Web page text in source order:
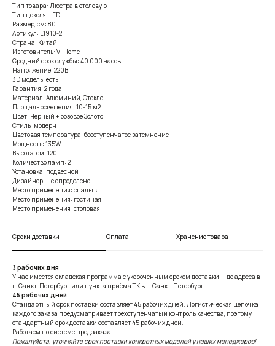
Тип товара: Люстра в столовую
Тип цоколя: LED
Размер, см: 80
Артикул: L1910-2
Страна: Китай
Изготовитель: VI Home
Средний срок службы: 40 000 часов
Напряжение: 220В
3D модель: есть
Гарантия: 2 года
Материал: Алюминий, Стекло
Площадь освещения: 10-15 м2
Цвет: Черный + розовое Золото
Стиль: модерн
Цветовая температура: бесступенчатое затемнение
Мощность: 135W
Высота, см: 120
Количество ламп: 2
Установка: подвесной
Дизайнер: Не определено
Место применения: спальня
Место применения: гостиная
Место применения: столовая
Сроки доставки Оплата Хранение товара
3 рабочих дня
У нас имеется складская программа с укороченным сроком доставки — до адреса в
г. Санкт-Петербург или пункта приёма ТК в г. Санкт-Петербург.
45 рабочих дней
Стандартный срок поставки составляет 45 рабочих дней. Логистическая цепочка
каждого заказа предусматривает трёхступенчатый контроль качества, поэтому
стандартный срок доставки составляет 45 рабочих дней.
Работаем по системе предзаказа.
Пожалуйста, уточняйте срок поставки конкретных моделей у наших менеджеров!